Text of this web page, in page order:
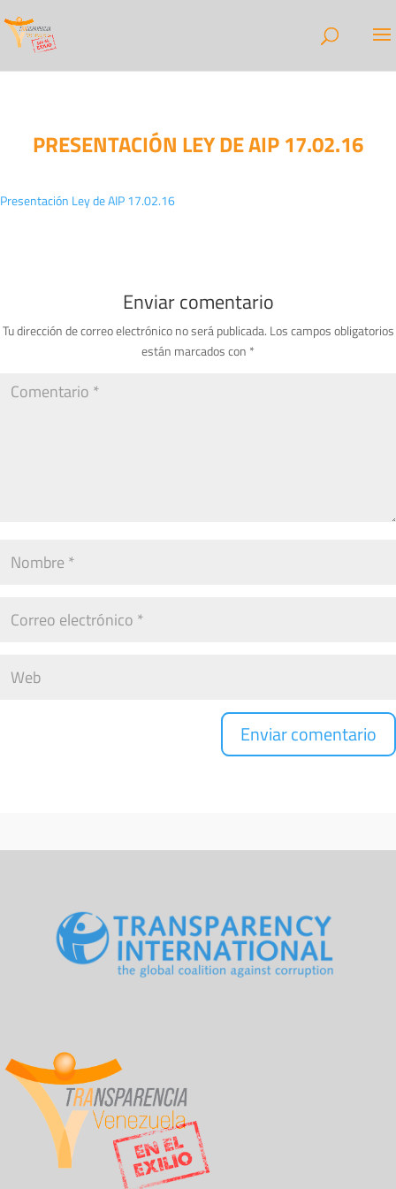
PRESENTACIÓN LEY DE AIP 17.02.16
Presentación Ley de AIP 17.02.16
Enviar comentario
Tu dirección de correo electrónico no será publicada. Los campos obligatorios
están marcados con *